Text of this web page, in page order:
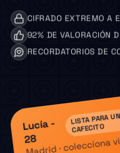
CIFRADO EXTREMO A
92% DE VALORACIÓN
RECORDATORIOS DE
Lucía -
28
LISTA PARA
CAFECITO
Madrid · colecciona